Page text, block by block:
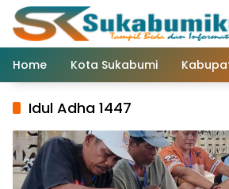
Langsung
konten
Home
Kota Sukabumi
Idul Adha 1447